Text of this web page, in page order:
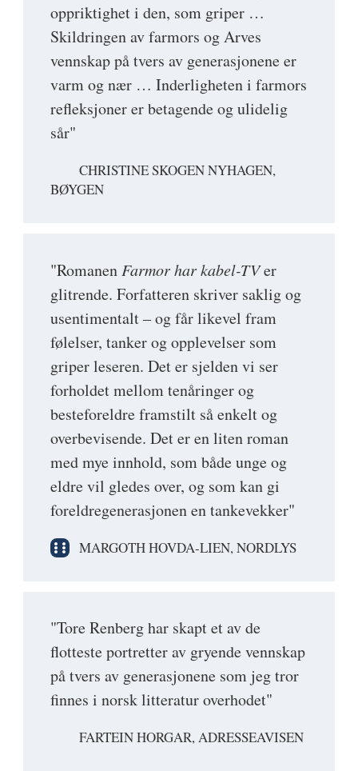
oppriktighet i den, som griper …
Skildringen av farmors og Arves
vennskap på tvers av generasjonene er
varm og nær … Inderligheten i farmors
refleksjoner er betagende og ulidelig
sår"
CHRISTINE SKOGEN NYHAGEN,
BØYGEN
"Romanen Farmor har kabel-TVer
glitrende. Forfatteren skriver saklig og
usentimentalt – og får likevel fram
følelser, tanker og opplevelser som
griper leseren. Det er sjelden vi ser
forholdet mellom tenåringer og
besteforeldre framstilt så enkelt og
overbevisende. Det er en liten roman
med mye innhold, som både unge og
eldre vil gledes over, og som kan gi
foreldregenerasjonen en tankevekker"
MARGOTH HOVDA-LIEN, NORDLYS
"Tore Renberg har skapt et av de
flotteste portretter av gryende vennskap
på tvers av generasjonene som jeg tror
finnes i norsk litteratur overhodet"
FARTEIN HORGAR, ADRESSEAVISEN